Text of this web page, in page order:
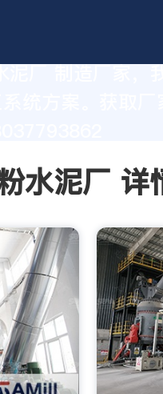
统方案。获取厂
水泥厂 详